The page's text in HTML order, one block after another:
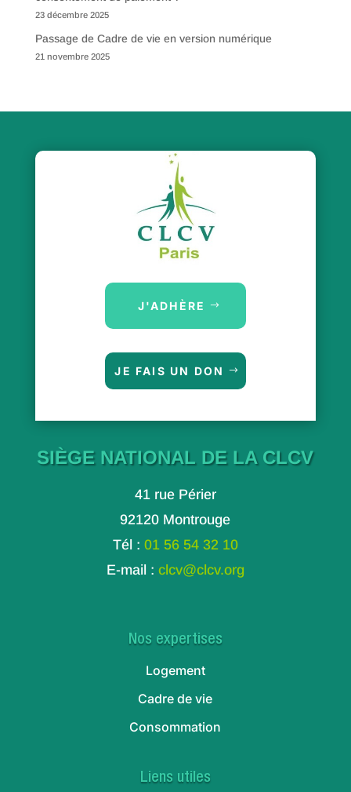
23 décembre 2025
Passage de Cadre de vie en version numérique
21 novembre 2025
J'ADHÈRE
JE FAIS UN DON
SIÈGE NATIONAL DE LA CLCV
41 rue Périer
92120 Montrouge
Tél : 01 56 54 32 10
E-mail : clcv@clcv.org
Nos expertises
Logement
Cadre de vie
Consommation
Liens utiles